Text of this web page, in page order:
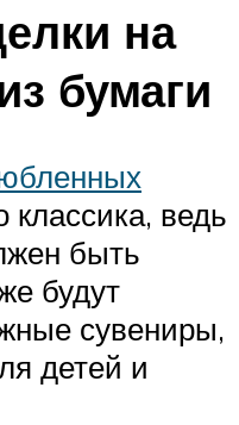
на
бумаги
классика, ведь
быть
будут
сувениры,
детей и